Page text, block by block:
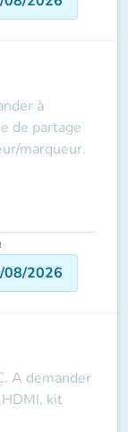
à
de partage
marqueur.
08/2026
A demander
kit